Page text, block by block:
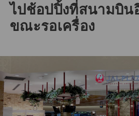
ไปช้อปปิ้งที่สนามบิน
ขณะรอเครื่อง